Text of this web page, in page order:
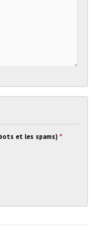
et les spams) *